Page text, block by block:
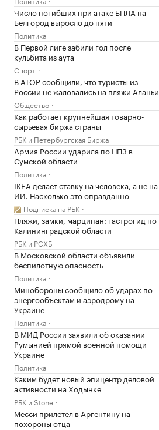
Число погибших при атаке БПЛА на
Белгород выросло до пяти
Политика
В Первой лиге забили гол после
кульбита из аута
Спорт
В АТОР сообщили, что туристы из
России не жаловались на пляжи Аланьи
Общество
Как работает крупнейшая товарно-
сырьевая биржа страны
РБК и Петербургская Биржа
Армия России ударила по НПЗ в
Сумской области
Политика
IKEA делает ставку на человека, а не на
ИИ. Насколько это оправданно
Подписка на РБК
Пляжи, замки, марципан: гастрогид по
Калининградской области
РБК и РСХБ
В Московской области объявили
беспилотную опасность
Политика
Минобороны сообщило об ударах по
энергообъектам и аэродрому на
Украине
Политика
В МИД России заявили об оказании
Румынией прямой военной помощи
Украине
Политика
Каким будет новый эпицентр деловой
активности на Ходынке
РБК и Stone
Месси прилетел в Аргентину на
похороны отца